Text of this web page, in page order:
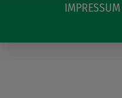
IMPRESSUM